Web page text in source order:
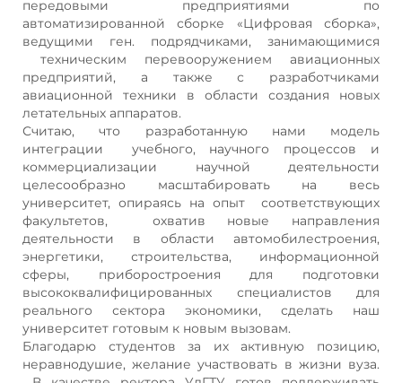
передовыми предприятиями по
автоматизированной сборке «Цифровая сборка»,
ведущими ген. подрядчиками, занимающимися
техническим перевооружением авиационных
предприятий, а также с разработчиками
авиационной техники в области создания новых
летательных аппаратов.
Считаю, что разработанную нами модель
интеграции учебного, научного процессов и
коммерциализации научной деятельности
целесообразно масштабировать на весь
университет, опираясь на опыт соответствующих
факультетов, охватив новые направления
деятельности в области автомобилестроения,
энергетики, строительства, информационной
сферы, приборостроения для подготовки
высококвалифицированных специалистов для
реального сектора экономики, сделать наш
университет готовым к новым вызовам.
Благодарю студентов за их активную позицию,
неравнодушие, желание участвовать в жизни вуза.